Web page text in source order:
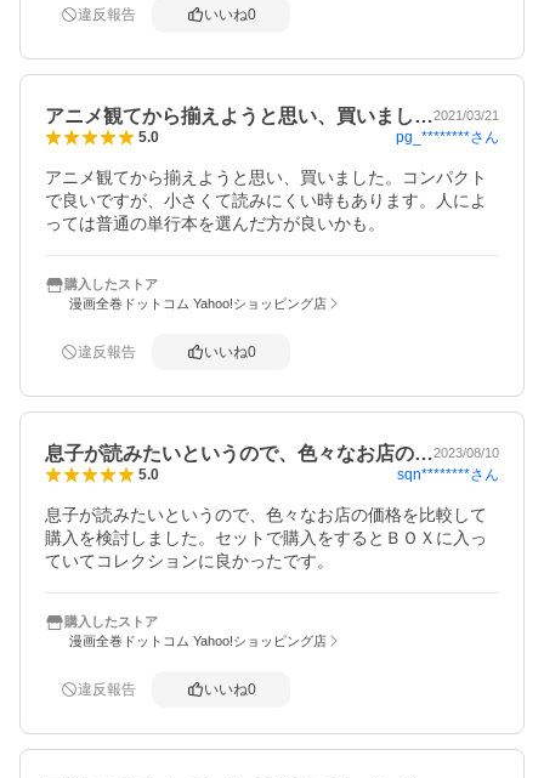
違反報告 いいね0
アニメ観てから揃えようと思い、買いまし…2021/03/21
5.0 pg_********さん
アニメ観てから揃えようと思い、買いました。コンパクト
で良いですが、小さくて読みにくい時もあります。人によ
っては普通の単行本を選んだ方が良いかも。
購入したストア
漫画全巻ドットコム Yahoo!ショッピング店
違反報告 いいね0
息子が読みたいというので、色々なお店の…2023/08/10
5.0 sqn********さん
息子が読みたいというので、色々なお店の価格を比較して
購入を検討しました。セットで購入をするとＢＯＸに入っ
ていてコレクションに良かったです。
購入したストア
漫画全巻ドットコム Yahoo!ショッピング店
違反報告 いいね0